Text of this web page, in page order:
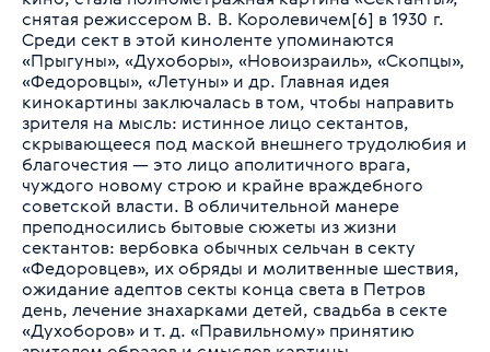
снятая режиссером В. В. Королевичем[6] в 1930 г.
Среди сект в этой киноленте упоминаются
«Прыгуны», «Духоборы», «Новоизраиль», «Скопцы»,
«Федоровцы», «Летуны» и др. Главная идея
кинокартины заключалась в том, чтобы направить
зрителя на мысль: истинное лицо сектантов,
скрывающееся под маской внешнего трудолюбия и
благочестия — это лицо аполитичного врага,
чуждого новому строю и крайне враждебного
советской власти. В обличительной манере
преподносились бытовые сюжеты из жизни
сектантов: вербовка обычных сельчан в секту
«Федоровцев», их обряды и молитвенные шествия,
ожидание адептов секты конца света в Петров
день, лечение знахарками детей, свадьба в секте
«Духоборов» и т. д. «Правильному» принятию